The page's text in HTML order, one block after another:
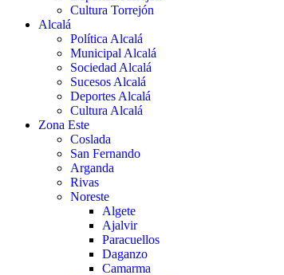
Cultura Torrejón
Alcalá
Política Alcalá
Municipal Alcalá
Sociedad Alcalá
Sucesos Alcalá
Deportes Alcalá
Cultura Alcalá
Zona Este
Coslada
San Fernando
Arganda
Rivas
Noreste
Algete
Ajalvir
Paracuellos
Daganzo
Camarma